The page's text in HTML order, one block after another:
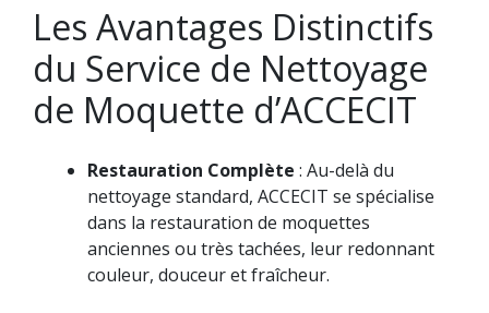
Les Avantages Distinctifs
du Service de Nettoyage
de Moquette d’ACCECIT
Restauration Complète : Au-delà du
nettoyage standard, ACCECIT se spécialise
dans la restauration de moquettes
anciennes ou très tachées, leur redonnant
couleur, douceur et fraîcheur.